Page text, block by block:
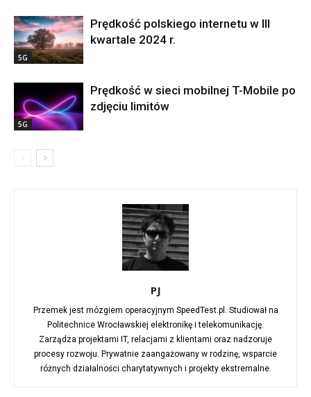
5G
Prędkość polskiego internetu w III
kwartale 2024 r.
5G
Prędkość w sieci mobilnej T-Mobile po
zdjęciu limitów
PJ
Przemek jest mózgiem operacyjnym SpeedTest.pl. Studiował na
Politechnice Wrocławskiej elektronikę i telekomunikację.
Zarządza projektami IT, relacjami z klientami oraz nadzoruje
procesy rozwoju. Prywatnie zaangażowany w rodzinę, wsparcie
różnych działalności charytatywnych i projekty ekstremalne.